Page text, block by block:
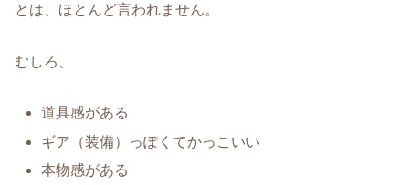
とは、ほとんど言われません。
むしろ、
道具感がある
ギア（装備）っぽくてかっこいい
本物感がある